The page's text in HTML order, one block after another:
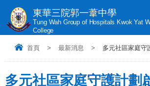
東華三院郭一葦中學
Tung Wah Group of Hospitals Kwok Yat
College
首頁 > 最新消息 > 多元社區家庭守
多元社區家庭守護計劃